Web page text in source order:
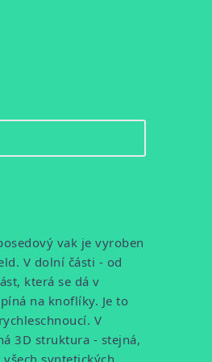
vak je vyroben
V dolní části - od
která se dá v
na knoflíky. Je to
V
3D struktura - stejná,
syntetických